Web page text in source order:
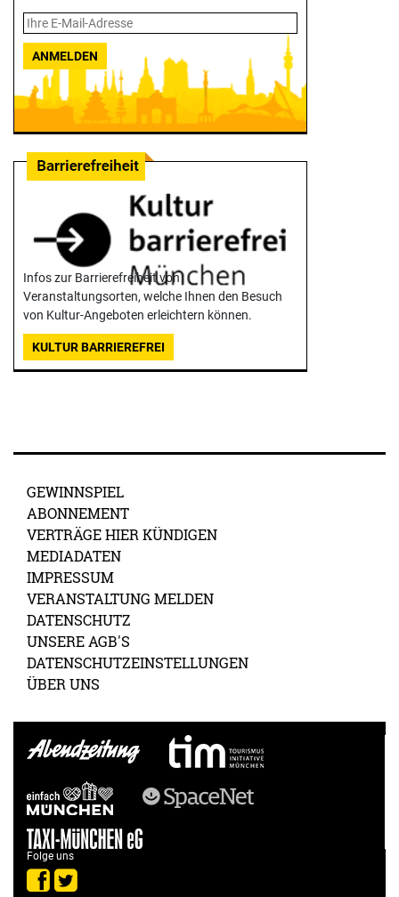
ANMELDEN
Infos zur Barrierefreiheit von
Veranstaltungsorten, welche Ihnen den Besuch
von Kultur-Angeboten erleichtern können.
KULTUR BARRIEREFREI
GEWINNSPIEL
ABONNEMENT
VERTRÄGE HIER KÜNDIGEN
MEDIADATEN
IMPRESSUM
VERANSTALTUNG MELDEN
DATENSCHUTZ
UNSERE AGB'S
DATENSCHUTZEINSTELLUNGEN
ÜBER UNS
Folge uns